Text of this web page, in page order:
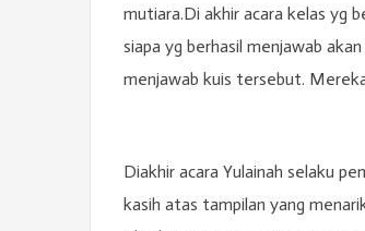
mutiara.Di akhir acara kelas yg
siapa yg berhasil menjawab
menjawab kuis tersebut.
Diakhir acara Yulainah selaku
kasih atas tampilan yang